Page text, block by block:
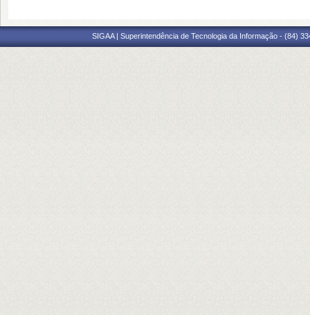
SIGAA | Superintendência de Tecnologia da Informação - (84)